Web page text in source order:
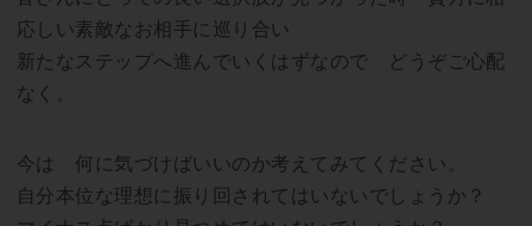
応しい素敵なお相手に巡り合い
新たなステップへ進んでいくはずなので どうぞご心配
なく。
今は 何に気づけばいいのか考えてみてください。
自分本位な理想に振り回されてはいないでしょうか？